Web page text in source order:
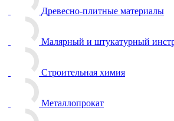
Древесно-плитные материалы
Малярный и штукатурный
Строительная химия
Металлопрокат